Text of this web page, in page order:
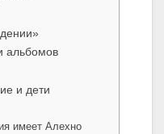
альбомов
и дети
имеет Алехно